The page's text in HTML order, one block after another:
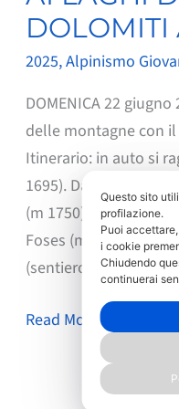
2025,Alpinismo
DOMENICA 22
delle montagne con
Itinerario: in auto si
1695). Da qui, strada
(m 1750). Poi, per
Foses (m 2150).
(sentiero CAI 26) si
AI
Read More »
Questo sito
profilazione.
Puoi
i cookie
Chiudendo
continuerai